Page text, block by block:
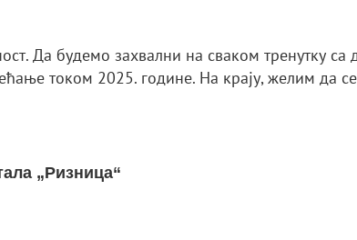
Да будемо захвални на сваком тренутку
током 2025. године. На крају, желим да
„Ризница“